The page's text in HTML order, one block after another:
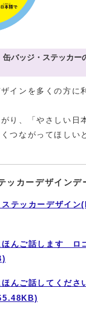
バッジ・ステッカー
インを多くの方に
り、「やさしい日
つながってほしい
ッカーデザインデ
テッカーデザイン
ほんご話します ロ
ほんご話してくだ